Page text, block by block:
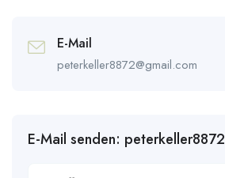
E-Mail
peterkeller8872@gmail.com
E-Mail senden: peterkeller8872